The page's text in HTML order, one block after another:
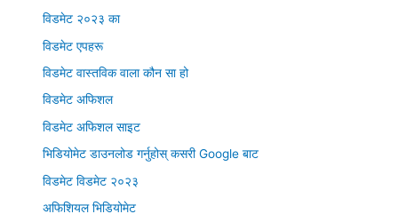
विडमेट २०२३ का
विडमेट एपहरू
विडमेट वास्तविक वाला कौन सा हो
विडमेट अफिशल
विडमेट अफिशल साइट
भिडियोमेट डाउनलोड गर्नुहोस् कसरी Google बाट
विडमेट विडमेट २०२३
अफिशियल भिडियोमेट